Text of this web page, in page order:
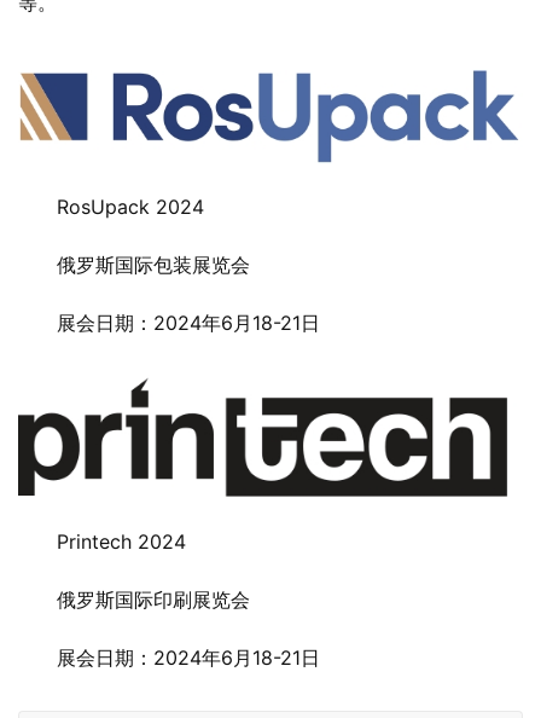
RosUpack 2024
俄罗斯国际包装展览会
展会日期：2024年6月18-21日
Printech 2024
俄罗斯国际印刷展览会
展会日期：2024年6月18-21日